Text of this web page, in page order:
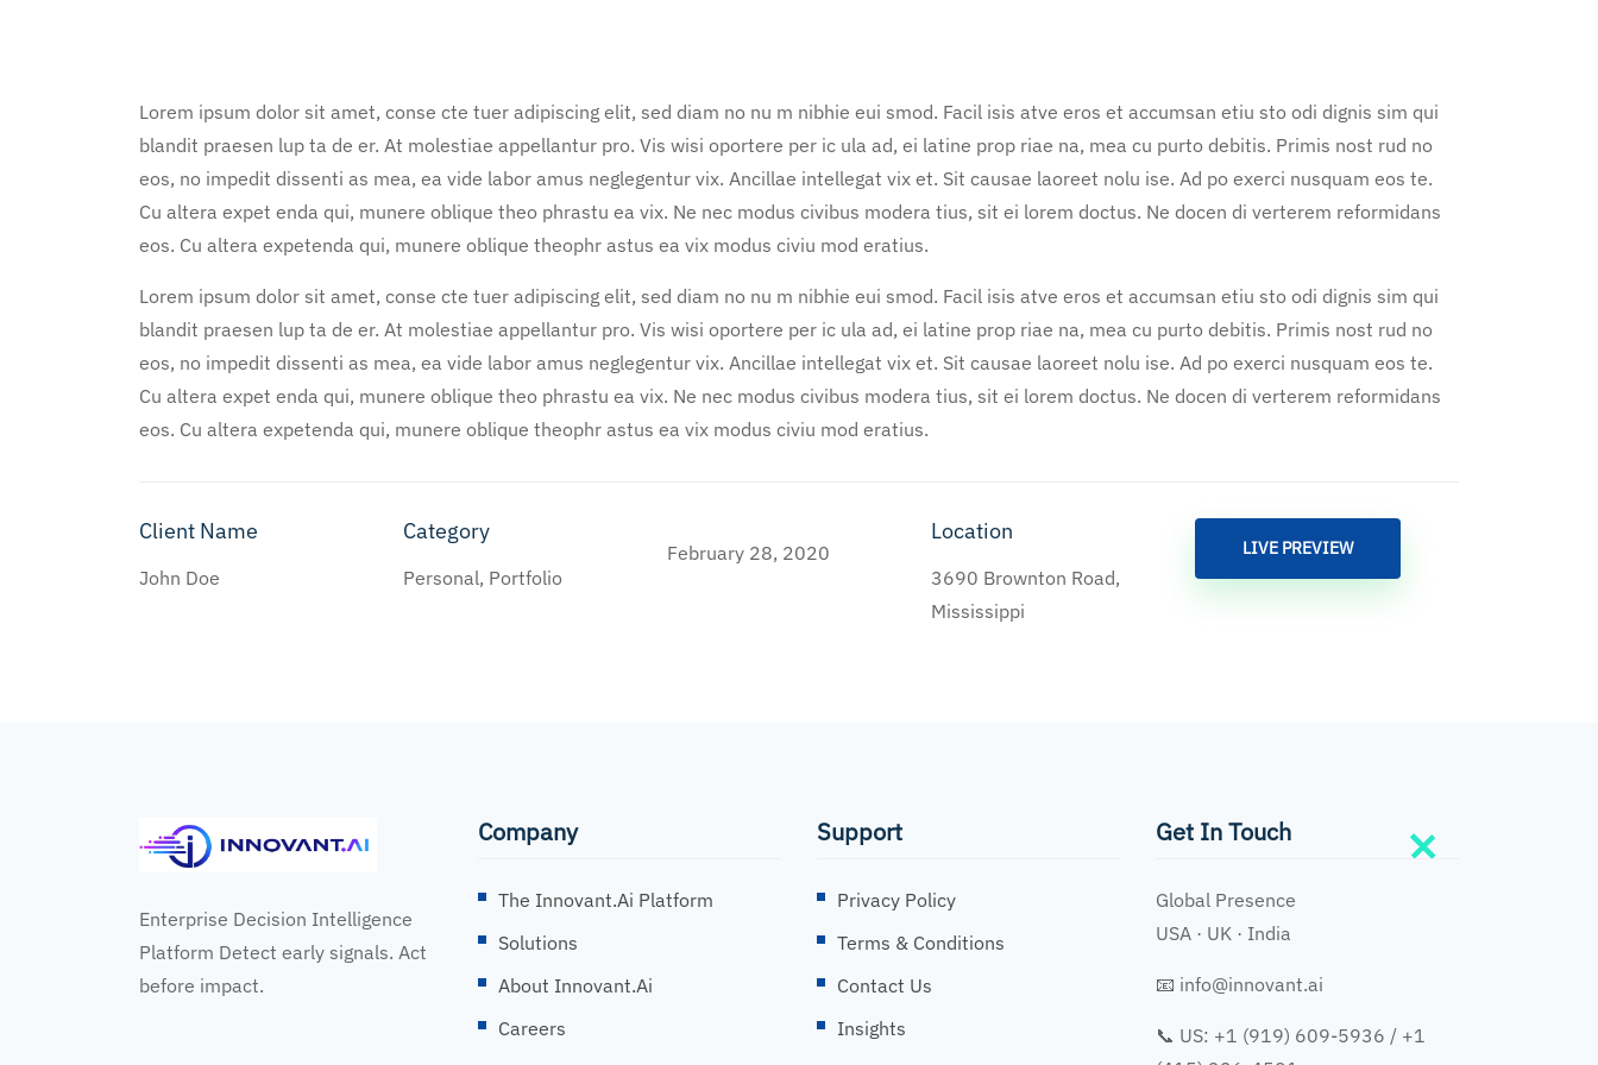
Lorem ipsum dolor sit amet, conse cte tuer adipiscing elit, sed diam no nu m nibhie eui smod. Facil isis atve eros et accumsan etiu sto odi dignis sim qui
blandit praesen lup ta de er. At molestiae appellantur pro. Vis wisi oportere per ic ula ad, ei latine prop riae na, mea cu purto debitis. Primis nost rud no
eos, no impedit dissenti as mea, ea vide labor amus neglegentur vix. Ancillae intellegat vix et. Sit causae laoreet nolu ise. Ad po exerci nusquam eos te.
Cu altera expet enda qui, munere oblique theo phrastu ea vix. Ne nec modus civibus modera tius, sit ei lorem doctus. Ne docen di verterem reformidans
eos. Cu altera expetenda qui, munere oblique theophr astus ea vix modus civiu mod eratius.
Lorem ipsum dolor sit amet, conse cte tuer adipiscing elit, sed diam no nu m nibhie eui smod. Facil isis atve eros et accumsan etiu sto odi dignis sim qui
blandit praesen lup ta de er. At molestiae appellantur pro. Vis wisi oportere per ic ula ad, ei latine prop riae na, mea cu purto debitis. Primis nost rud no
eos, no impedit dissenti as mea, ea vide labor amus neglegentur vix. Ancillae intellegat vix et. Sit causae laoreet nolu ise. Ad po exerci nusquam eos te.
Cu altera expet enda qui, munere oblique theo phrastu ea vix. Ne nec modus civibus modera tius, sit ei lorem doctus. Ne docen di verterem reformidans
eos. Cu altera expetenda qui, munere oblique theophr astus ea vix modus civiu mod eratius.
Client Name
John Doe
Category
Personal, Portfolio
February 28, 2020
Location
3690 Brownton Road,
Mississippi
LIVE PREVIEW
Enterprise Decision Intelligence
Platform Detect early signals. Act
before impact.
Company
The Innovant.ai Platform
Solutions
About Innovant.ai
Careers
Support
Privacy Policy
Terms & Conditions
Contact Us
Insights
Get In Touch
Global Presence
USA · UK · India
📧 info@innovant.ai
📞 US: +1 (919) 609-5936 / +1